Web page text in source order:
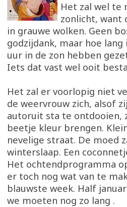
Het zal wel te
zonlicht, want
in grauwe wolken. Geen
godzijdank, maar hoe
uur in de zon hebben
Iets dat vast wel ooit
Het zal er voorlopig niet
de weervrouw zich, alsof
autoruit sta te ontdooien,
beetje kleur brengen.
nevelige straat. De moed
winterslaap. Een
Het ochtendprogramma
er toch nog wat van te
blauwste week. Half
we moeten nog zo lang .